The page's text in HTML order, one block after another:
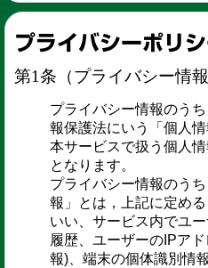
プライバシーポリ
第1条（プライバシー情報
プライバシー情報のう
報保護法にいう「個人
本サービスで扱う個人
となります。
プライバシー情報のう
報」とは，上記に定め
いい、サービス内でユ
履歴、ユーザーのIPア
報)、端末の個体識別情